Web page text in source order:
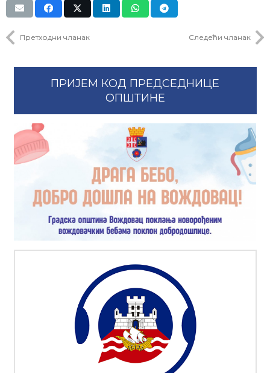
Претходни чланак Следећи чланак
ПРИЈЕМ КОД ПРЕДСЕДНИЦЕ
ОПШТИНЕ